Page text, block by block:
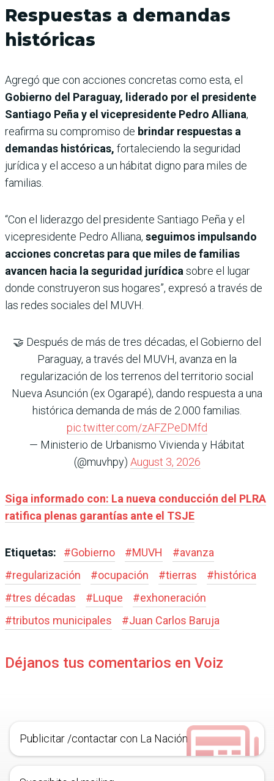
Respuestas a demandas
históricas
Agregó que con acciones concretas como esta, el
Gobierno del Paraguay, liderado por el presidente
Santiago Peña y el vicepresidente Pedro Alliana,
reafirma su compromiso de brindar respuestas a
demandas históricas, fortaleciendo la seguridad
jurídica y el acceso a un hábitat digno para miles de
familias.
“Con el liderazgo del presidente Santiago Peña y el
vicepresidente Pedro Alliana, seguimos impulsando
acciones concretas para que miles de familias
avancen hacia la seguridad jurídica sobre el lugar
donde construyeron sus hogares”, expresó a través de
las redes sociales del MUVH.
🤝 Después de más de tres décadas, el Gobierno del
Paraguay, a través del MUVH, avanza en la
regularización de los terrenos del territorio social
Nueva Asunción (ex Ogarapé), dando respuesta a una
histórica demanda de más de 2.000 familias.
pic.twitter.com/zAFZPeDMfd
— Ministerio de Urbanismo Vivienda y Hábitat
(@muvhpy) August 3, 2026
Siga informado con: La nueva conducción del PLRA
ratifica plenas garantías ante el TSJE
Etiquetas: #Gobierno #MUVH #avanza
#regularización #ocupación #tierras #histórica
#tres décadas #Luque #exhoneración
#tributos municipales #Juan Carlos Baruja
Déjanos tus comentarios en Voiz
Publicitar /contactar con La Nación